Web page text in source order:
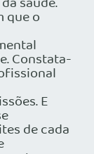
que o
Constata-
E
de cada